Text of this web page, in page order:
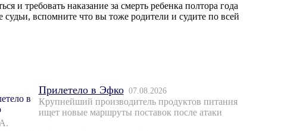
и требовать наказание за смерть ребенка полтора года
вспомните что вы тоже родители и судите по всей
Прилетело в Эфко 07.08.2026
Крупнейший производитель продуктов питания
ищет новые маршруты поставок после атаки